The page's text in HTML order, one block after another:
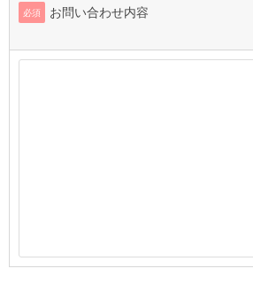
必須 お問い合わせ内容